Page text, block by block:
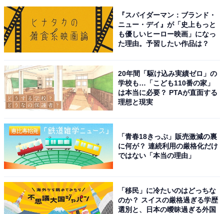
仲間たちに涙
亡き父・浩太の夢を継いで実現に向けひた走る舞。その
さんが先代社長のことを回想するシーン、『舞いあが
れ！』観てて初めて涙出てきた」「終盤に向けて動き出
したのかなって感じがする」など感動の声が寄せられて
います。
また、ネジの試作品が完成した日に、貴司が短歌賞を受
賞するという朗報が続き、「喜び合う舞と貴司の姿が微
2人で励まし合って飛び続けている」「今週は幼なじみ
トリオが揃って大きな一歩踏み出したね」などの声が上
『スパイダーマン：ブランド・
ニュー・デイ』が「史上もっと
も優しいヒーロー映画」になっ
た理由。予習したい作品は？
20年間「駆け込み実績ゼロ」の
学校も…「こども110番の家」
は本当に必要？ PTAが直面する
理想と現実
「青春18きっぷ」販売激減の裏
に何が？ 連続利用の厳格化だけ
ではない「本当の理由」
「移民」に冷たいのはどっちな
のか？ スイスの厳格過ぎる学歴
選別と、日本の曖昧過ぎる外国